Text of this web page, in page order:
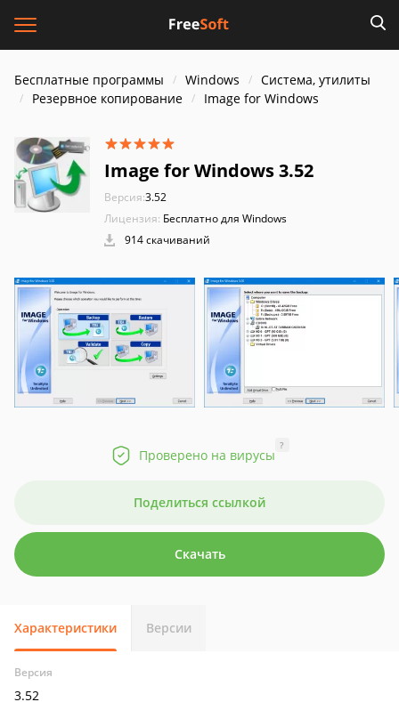
Бесплатные программы Windows
Система, утилиты
Резервное копирование
Image for Windows
Image for Windows 3.52
Версия:3.52
Лицензия: Бесплатно для Windows
914 скачиваний
Проверено на вирусы
?
Поделиться ссылкой
Скачать
Характеристики Версии
Версия
3.52